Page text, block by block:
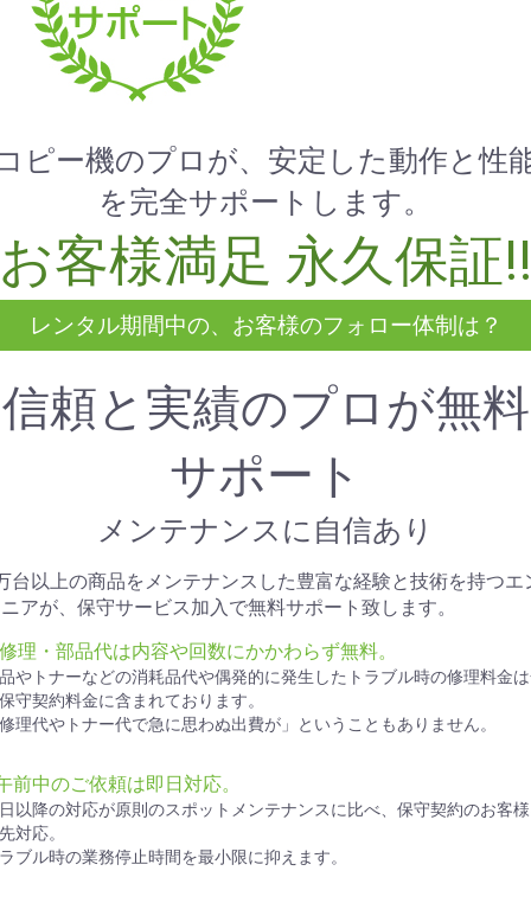
ピー機のプロが、安定した動作と性
を完全サポートします。
お客様満足 永久保証!!
レンタル期間中の、お客様のフォロー体制は？
信頼と実績のプロが無料
サポート
メンテナンスに自信あり
台以上の商品をメンテナンスした豊富な経験と技術を持つエ
アが、保守サービス加入で無料サポート致します。
理・部品代は内容や回数にかかわらず無料。
やトナーなどの消耗品代や偶発的に発生したトラブル時の修理料金
守契約料金に含まれております。
理代やトナー代で急に思わぬ出費が」ということもありません。
前中のご依頼は即日対応。
以降の対応が原則のスポットメンテナンスに比べ、保守契約のお客
対応。
ブル時の業務停止時間を最小限に抑えます。